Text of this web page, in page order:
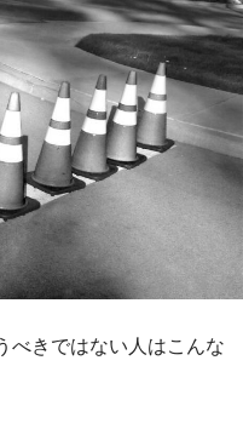
べきではない人はこんな